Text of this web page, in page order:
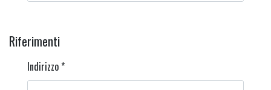
Riferimenti
Indirizzo*